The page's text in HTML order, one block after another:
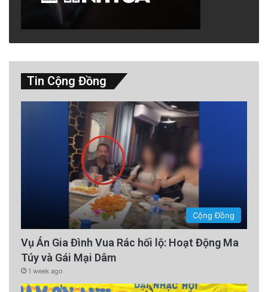
Tin Cộng Đồng
Cộng Đồng
Vụ Án Gia Đình Vua Rác hối lộ: Hoạt Động Ma
Túy và Gái Mại Dâm
1 week ago